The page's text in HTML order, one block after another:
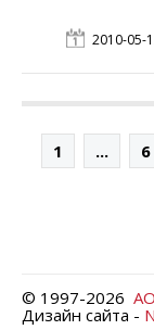
2010-05-
1 ... 6
© 1997-2026
Дизайн сайта -